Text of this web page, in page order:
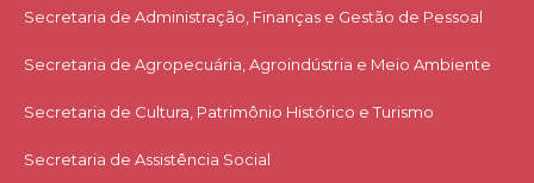
Secretaria de Administração, Finanças e Gestão de Pessoal
Secretaria de Agropecuária, Agroindústria e Meio Ambiente
Secretaria de Cultura, Patrimônio Histórico e Turismo
Secretaria de Assistência Social